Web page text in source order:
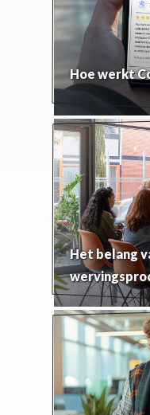
Hoe werkt
Het belang